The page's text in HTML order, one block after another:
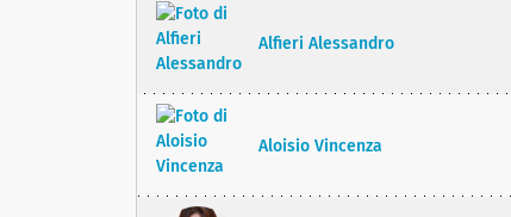
Alfieri Alessandro
Aloisio Vincenza